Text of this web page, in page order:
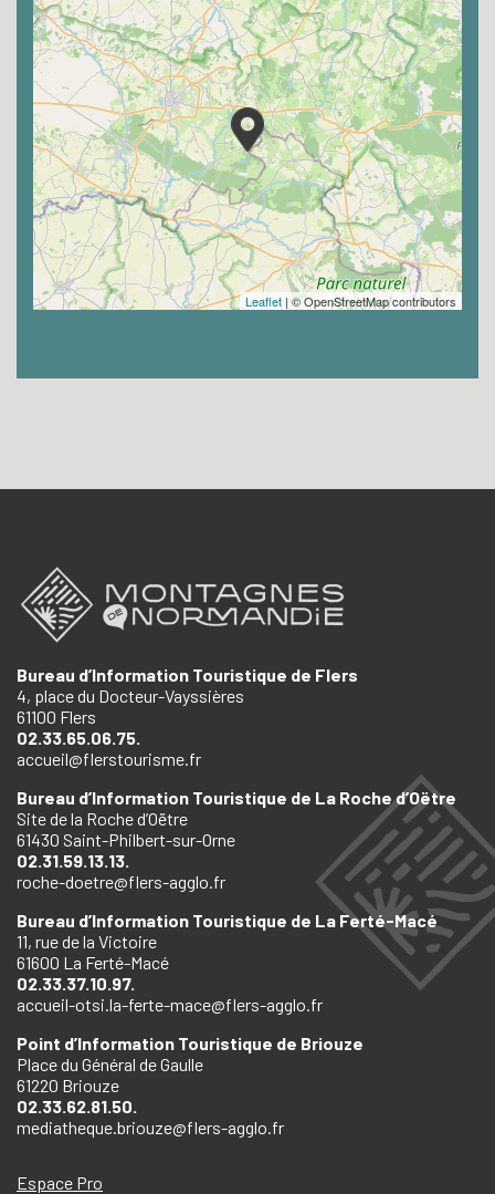
Leaflet | © OpenStreetMap contributors
Bureau d’Information Touristique de Flers
4, place du Docteur-Vayssières
61100 Flers
02.33.65.06.75.
accueil@flerstourisme.fr
Bureau d’Information Touristique de La Roche d’Oëtre
Site de la Roche d’Oëtre
61430 Saint-Philbert-sur-Orne
02.31.59.13.13.
roche-doetre@flers-agglo.fr
Bureau d’Information Touristique de La Ferté-Macé
11, rue de la Victoire
61600 La Ferté-Macé
02.33.37.10.97.
accueil-otsi.la-ferte-mace@flers-agglo.fr
Point d’Information Touristique de Briouze
Place du Général de Gaulle
61220 Briouze
02.33.62.81.50.
mediatheque.briouze@flers-agglo.fr
Espace Pro